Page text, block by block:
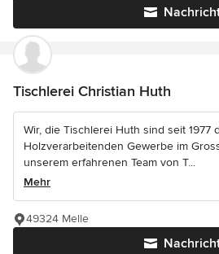
Tischlerei Christian Huth
Wir, die Tischlerei Huth sind seit 1977
Holzverarbeitenden Gewerbe im
unserem erfahrenen Team von T...
Mehr
49324 Melle